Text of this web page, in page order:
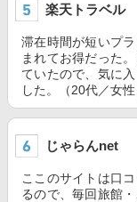
楽天トラベル
滞在時間が短いプ
まれてお得だった
ていたので、気に
した。（20代／女性
じゃらんnet
ここのサイトは口
るので、毎回旅館